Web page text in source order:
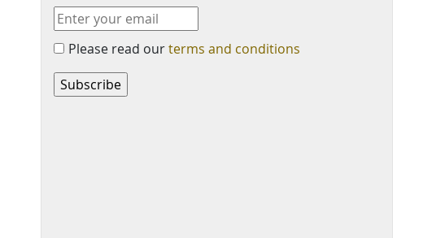
Please read ourterms and conditions